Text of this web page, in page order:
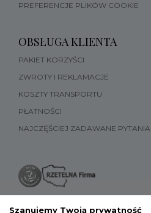
PREFERENCJE PLIKÓW COOKIE
OBSŁUGA KLIENTA
PAKIET KORZYŚCI
ZWROTY I REKLAMACJE
KOSZTY TRANSPORTU
PŁATNOŚCI
NAJCZĘŚCIEJ ZADAWANE PYTANIA
Szanujemy Twoją prywatność